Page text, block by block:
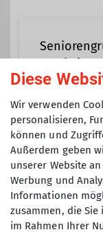
Ämter
Mankeis
Für alle
der
haben.
nach
der
Anmeldung
Diese
Wir verwenden
personalisieren,
können und
Außerdem geben
unserer Website
Werbung und
Informationen
zusammen, die
im Rahmen Ihrer